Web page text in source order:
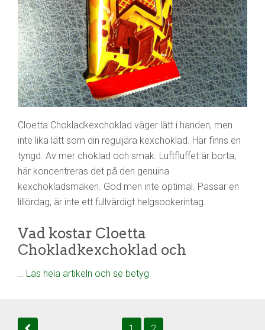
Cloetta Chokladkexchoklad väger lätt i handen, men
inte lika lätt som din reguljära kexchoklad. Här finns en
tyngd. Av mer choklad och smak. Luftfluffet är borta,
här koncentreras det på den genuina
kexchokladsmaken. God men inte optimal. Passar en
lillördag, är inte ett fullvärdigt helgsockerintag.
Vad kostar Cloetta
Chokladkexchoklad och
… Läs hela artikeln och se betyg